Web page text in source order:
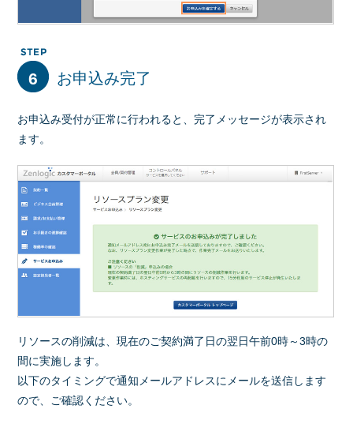
6 お申込み完了
お申込み受付が正常に行われると、完了メッセージが表示され
ます。
リソースの削減は、現在のご契約満了日の翌日午前0時～3時の
間に実施します。
以下のタイミングで通知メールアドレスにメールを送信します
ので、ご確認ください。